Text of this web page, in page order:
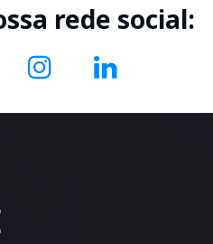
rede social: